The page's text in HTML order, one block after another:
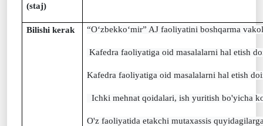
(staj)
Bilishi kerak “O‘zbekko‘mir” AJ faoliyatini boshqarma
Kafedra faoliyatiga oid masalalarni hal etish
Kafedra faoliyatiga oid masalalarni hal etish
Ichki mehnat qoidalari, ish yuritish bo'yicha
O'z faoliyatida etakchi mutaxassis